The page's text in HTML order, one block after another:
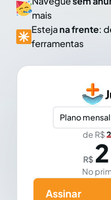
mais
Esteja na frente:
ferramentas
Plano mensal
de R$
R$
No
Assinar